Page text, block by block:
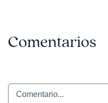
Comentarios
Comentario